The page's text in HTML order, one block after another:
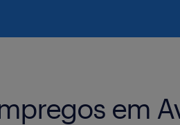
em